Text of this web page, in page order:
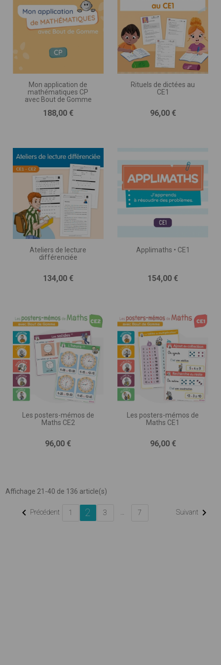
Mon application de
mathématiques CP
avec Bout de Gomme
Prix
188,00 €
Rituels de dictées au
CE1
Prix
96,00 €
Ateliers de lecture
différenciée
Prix
134,00 €
Applimaths • CE1
Prix
154,00 €
Les posters-mémos de
Maths CE2
Prix
96,00 €
Les posters-mémos de
Maths CE1
Prix
96,00 €
Affichage 21-40 de 136 article(s)
 Précédent 1 2 3 7 Suivant